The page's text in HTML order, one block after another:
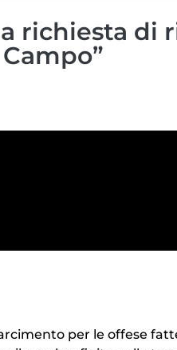
richiesta di
per le offese